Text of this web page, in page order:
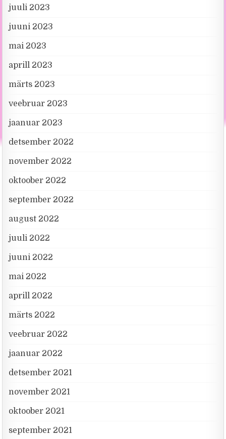
juuli 2023
juuni 2023
mai 2023
aprill 2023
märts 2023
veebruar 2023
jaanuar 2023
detsember 2022
november 2022
oktoober 2022
september 2022
august 2022
juuli 2022
juuni 2022
mai 2022
aprill 2022
märts 2022
veebruar 2022
jaanuar 2022
detsember 2021
november 2021
oktoober 2021
september 2021